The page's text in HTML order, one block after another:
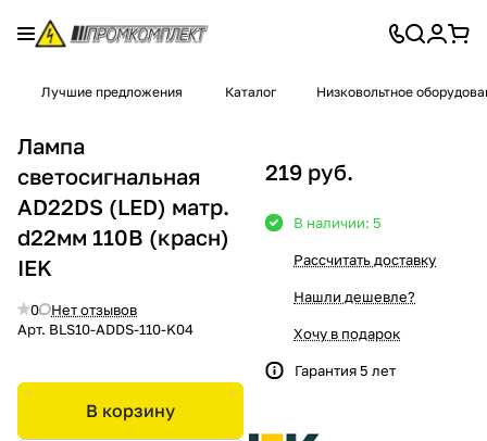
Лучшие предложения Каталог Низковольтное
Лампа
светосигнальная
AD22DS (LED) матр.
d22мм 110В (красн)
IEK
0
Нет отзывов
Арт. BLS10-ADDS-110-K04
В корзину
219 руб.
В наличии: 5
Рассчитать доставку
Нашли дешевле?
Хочу в подарок
Гарантия 5 лет